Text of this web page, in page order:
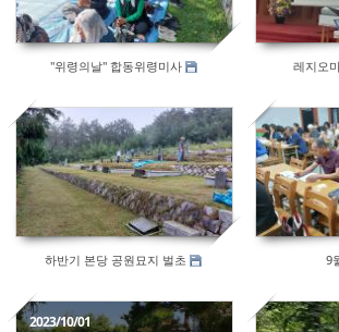
"위령의날" 합동위령미사 레지오
463
하반기 본당 공원묘지 벌초
476
9
2023/10/01